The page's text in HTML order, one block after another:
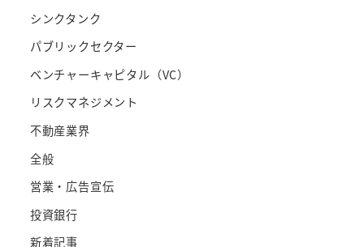
シンクタンク
パブリックセクター
ベンチャーキャピタル（VC）
リスクマネジメント
不動産業界
全般
営業・広告宣伝
投資銀行
新着記事